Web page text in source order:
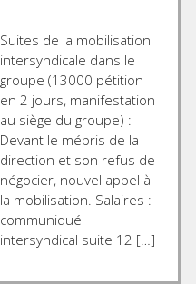
Suites de la mobilisation
intersyndicale dans le
groupe (13000 pétition
en 2 jours, manifestation
au siège du groupe) :
Devant le mépris de la
direction et son refus de
négocier, nouvel appel à
la mobilisation. Salaires :
communiqué
intersyndical suite 12 […]